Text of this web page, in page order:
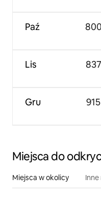
Paź
Lis
Gru
Miejsca do
Miejsca w okolicy